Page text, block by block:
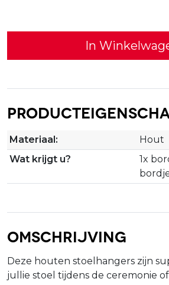
In
Materiaal:
Hout
Wat krijgt u?
1x
Omschrijving
Deze houten stoelhangers zijn
jullie stoel tijdens de ceremonie